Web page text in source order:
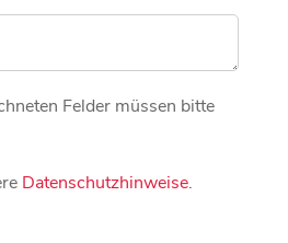
Felder müssen bitte
Datenschutzhinweise.